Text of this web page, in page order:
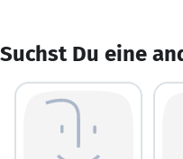
Suchst Du eine